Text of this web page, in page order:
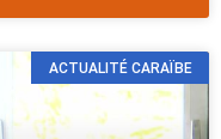
ACTUALITÉ CARAÏBE